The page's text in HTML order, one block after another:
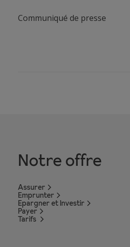
Communiqué de presse
Notre offre
Assurer
Emprunter
Epargner et Investir
Payer
Tarifs